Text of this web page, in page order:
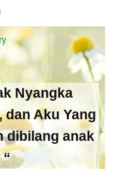
Nyangka
dan Aku Yang
dibilang anak
“